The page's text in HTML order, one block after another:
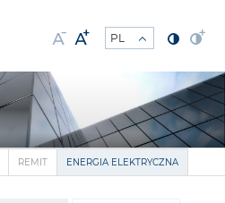
REMIT ENERGIA ELEKTRYCZNA